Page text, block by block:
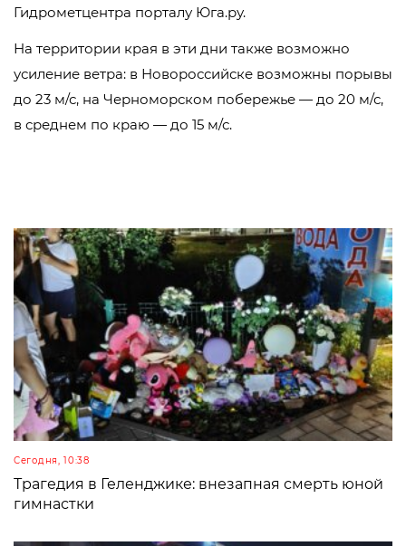
Гидрометцентра порталу Юга.ру.
На территории края в эти дни также возможно
усиление ветра: в Новороссийске возможны порывы
до 23 м/с, на Черноморском побережье — до 20 м/с,
в среднем по краю — до 15 м/с.
Сегодня, 10:38
Трагедия в Геленджике: внезапная смерть юной
гимнастки